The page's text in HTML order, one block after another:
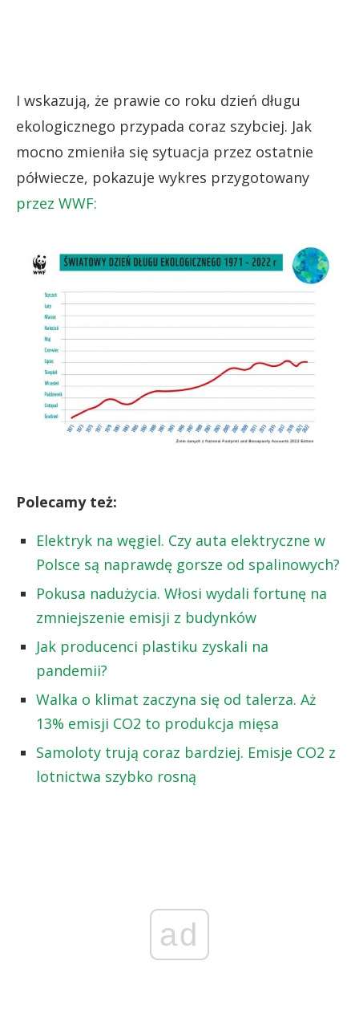
I wskazują, że prawie co roku dzień długu
ekologicznego przypada coraz szybciej. Jak
mocno zmieniła się sytuacja przez ostatnie
półwiecze, pokazuje wykres przygotowany
przez WWF:
Polecamy też:
Elektryk na węgiel. Czy auta elektryczne w
Polsce są naprawdę gorsze od spalinowych?
Pokusa nadużycia. Włosi wydali fortunę na
zmniejszenie emisji z budynków
Jak producenci plastiku zyskali na
pandemii?
Walka o klimat zaczyna się od talerza. Aż
13% emisji CO2 to produkcja mięsa
Samoloty trują coraz bardziej. Emisje CO2 z
lotnictwa szybko rosną
ad